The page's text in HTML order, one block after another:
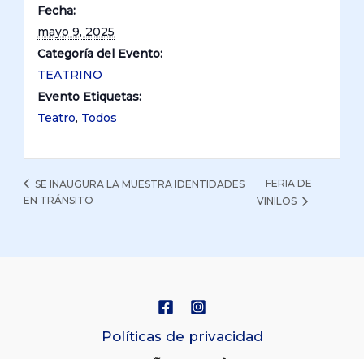
Fecha:
mayo 9, 2025
Categoría del Evento:
TEATRINO
Evento Etiquetas:
Teatro, Todos
SE INAUGURA LA MUESTRA IDENTIDADES
EN TRÁNSITO
FERIA DE
VINILOS
Políticas de privacidad